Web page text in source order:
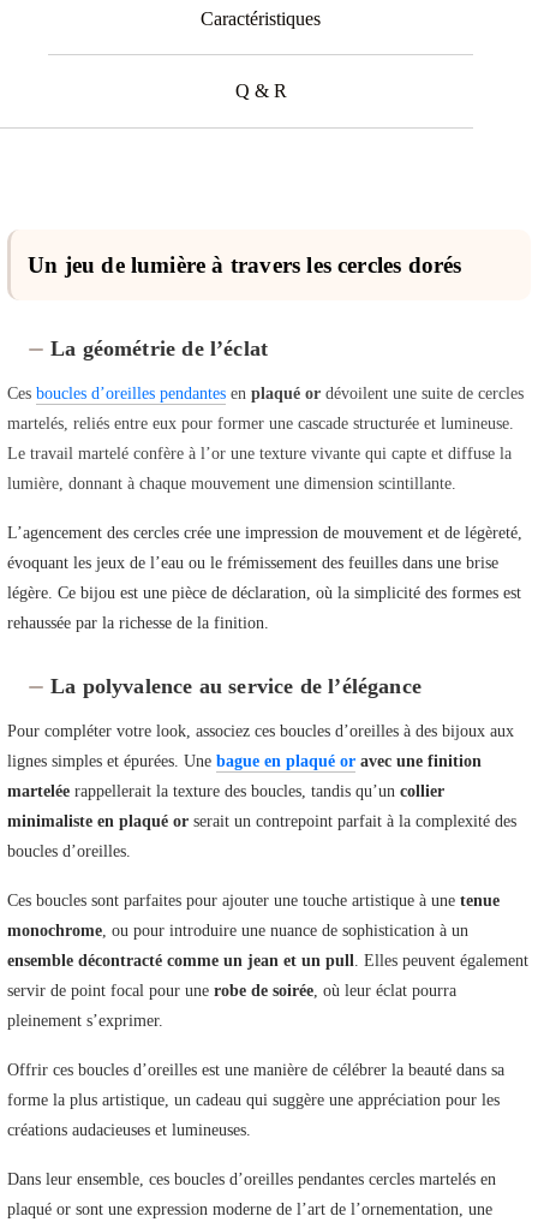
Caractéristiques
Q & R
Un jeu de lumière à travers les cercles dorés
La géométrie de l’éclat
Ces boucles d’oreilles pendantes en plaqué or dévoilent une suite de cercles
martelés, reliés entre eux pour former une cascade structurée et lumineuse.
Le travail martelé confère à l’or une texture vivante qui capte et diffuse la
lumière, donnant à chaque mouvement une dimension scintillante.
L’agencement des cercles crée une impression de mouvement et de légèreté,
évoquant les jeux de l’eau ou le frémissement des feuilles dans une brise
légère. Ce bijou est une pièce de déclaration, où la simplicité des formes est
rehaussée par la richesse de la finition.
La polyvalence au service de l’élégance
Pour compléter votre look, associez ces boucles d’oreilles à des bijoux aux
lignes simples et épurées. Une bague en plaqué or avec une finition
martelée rappellerait la texture des boucles, tandis qu’un collier
minimaliste en plaqué or serait un contrepoint parfait à la complexité des
boucles d’oreilles.
Ces boucles sont parfaites pour ajouter une touche artistique à une tenue
monochrome , ou pour introduire une nuance de sophistication à un
ensemble décontracté comme un jean et un pull
. Elles peuvent également
servir de point focal pour une robe de soirée , où leur éclat pourra
pleinement s’exprimer.
Offrir ces boucles d’oreilles est une manière de célébrer la beauté dans sa
forme la plus artistique, un cadeau qui suggère une appréciation pour les
créations audacieuses et lumineuses.
Dans leur ensemble, ces boucles d’oreilles pendantes cercles martelés en
plaqué or sont une expression moderne de l’art de l’ornementation, une